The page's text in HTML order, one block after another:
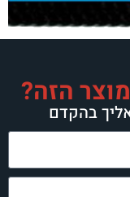
הזה?
בהקדם